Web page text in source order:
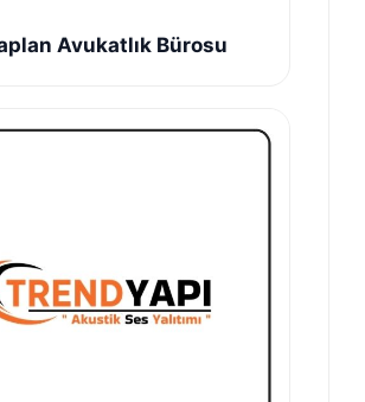
Avukatlık Bürosu